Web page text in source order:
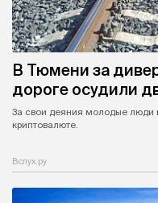
В Тюмени за
дороге осудили
За свои деяния молодые люди
криптовалюте.
Вслух.ру